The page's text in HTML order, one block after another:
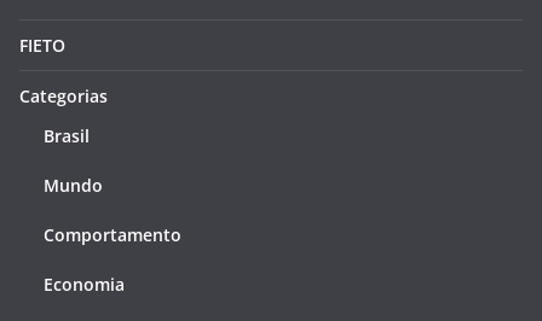
FIETO
Categorias
Brasil
Mundo
Comportamento
Economia